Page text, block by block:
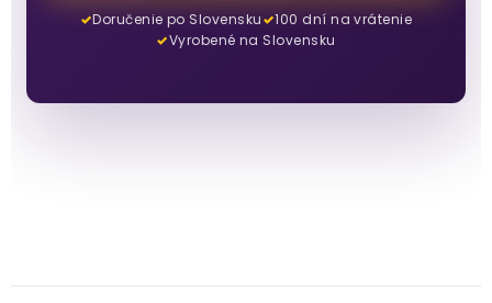
Doručenie po Slovensku
100 dní na vrátenie
Vyrobené na Slovensku